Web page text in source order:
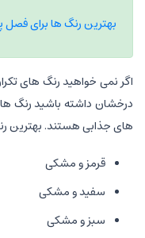
بهترین رنگ ها برای فصل
اگر نمی خواهید رنگ های
درخشان داشته باشید رنگ
های جذابی هستند. بهترین
قرمز و مشکی
سفید و مشکی
سبز و مشکی